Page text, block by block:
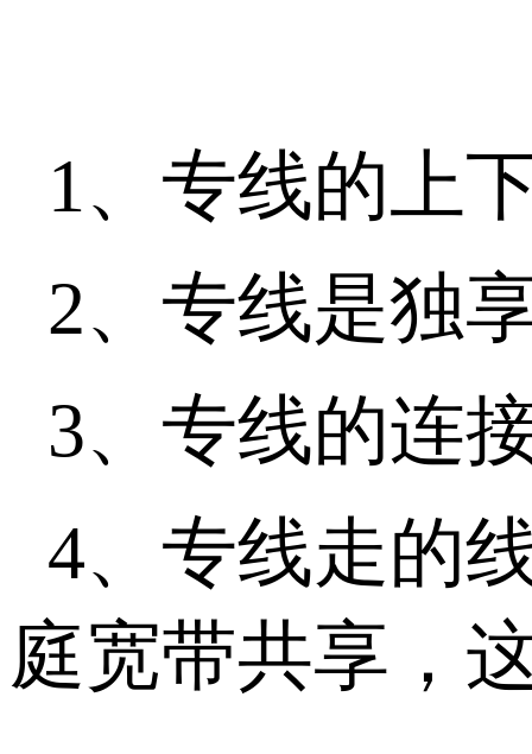
1、专线的上
2、专线是独
3、专线的连
4、专线走的
庭宽带共享，